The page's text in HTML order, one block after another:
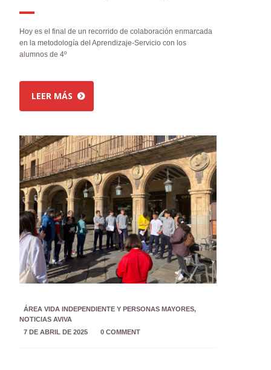
Hoy es el final de un recorrido de colaboración enmarcada
en la metodología del Aprendizaje-Servicio con los
alumnos de 4º
LEER MÁS
ÁREA VIDA INDEPENDIENTE Y PERSONAS MAYORES,
NOTICIAS AVIVA
7 DE ABRIL DE 2025
0 COMMENT